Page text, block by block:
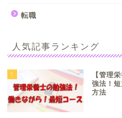
転職
人気記事ランキング
1
【管理
強法！
方法